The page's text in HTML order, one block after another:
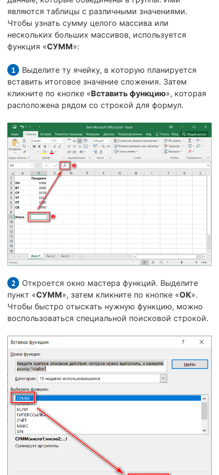
являются таблицы с различными значениями.
Чтобы узнать сумму целого массива или
нескольких больших массивов, используется
функция «СУММ»:
Выделите ту ячейку, в которую планируется
вставить итоговое значение сложения. Затем
кликните по кнопке «Вставить функцию», которая
расположена рядом со строкой для формул.
Откроется окно мастера функций. Выделите
пункт «СУММ», затем кликните по кнопке «ОК».
Чтобы быстро отыскать нужную функцию, можно
воспользоваться специальной поисковой строкой.